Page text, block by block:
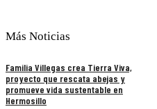
Más Noticias
Familia Villegas crea Tierra Viva,
proyecto que rescata abejas y
promueve vida sustentable en
Hermosillo